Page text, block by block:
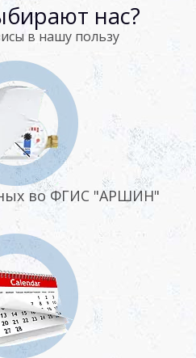
нас?
в нашу пользу
во ФГИС "АРШИН"